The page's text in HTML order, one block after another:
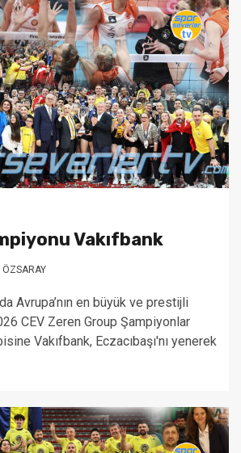
Vakıfbank
Avrupa’nın en büyük ve prestijli
CEV Zeren Group Şampiyonlar
Vakıfbank, Eczacıbaşı'nı yenerek